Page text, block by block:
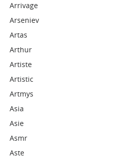
Arrivage
Arseniev
Artas
Arthur
Artiste
Artistic
Artmys
Asia
Asie
Asmr
Aste